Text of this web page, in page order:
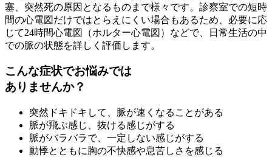
塞、突然死の原因となるものまで様々です。診察室での短時
間の心電図だけではとらえにくい場合もあるため、必要に応
じて24時間心電図（ホルター心電図）などで、日常生活の中
での脈の状態を詳しく評価します。
こんな症状でお悩みでは
ありませんか？
突然ドキドキして、脈が速くなることがある
脈が飛ぶ感じ、抜ける感じがする
脈がバラバラで、一定しない感じがする
動悸とともに胸の不快感や息苦しさを感じる